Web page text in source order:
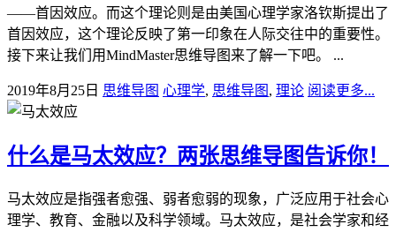
——首因效应。而这个理论则是由美国心理学家洛钦斯提出了
首因效应，这个理论反映了第一印象在人际交往中的重要性。
接下来让我们用MindMaster思维导图来了解一下吧。 ...
2019年8月25日 思维导图 心理学, 思维导图 , 理论 阅读更多...
什么是马太效应？两张思维导图告诉你！
马太效应是指强者愈强、弱者愈弱的现象，广泛应用于社会心
理学、教育、金融以及科学领域。马太效应，是社会学家和经